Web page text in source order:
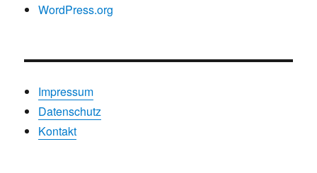
WordPress.org
Impressum
Datenschutz
Kontakt